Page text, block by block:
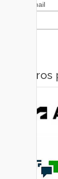
Email